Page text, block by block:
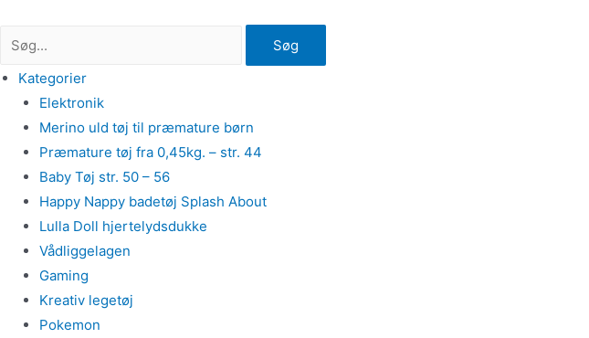
Søg
Kategorier
Elektronik
Merino uld tøj til præmature børn
Præmature tøj fra 0,45kg. – str. 44
Baby Tøj str. 50 – 56
Happy Nappy badetøj Splash About
Lulla Doll hjertelydsdukke
Vådliggelagen
Gaming
Kreativ legetøj
Pokemon